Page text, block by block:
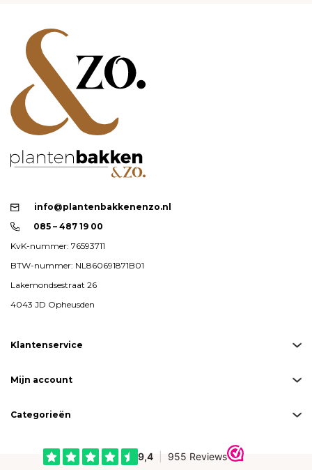
info@plantenbakkenenzo.nl
085 – 487 19 00
KvK-nummer: 76593711
BTW-nummer: NL860691871B01
Lakemondsestraat 26
4043 JD Opheusden
Klantenservice
Mijn account
Categorieën